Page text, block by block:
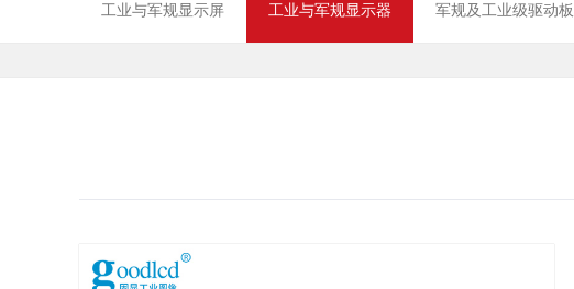
工业与军规显示屏 工业与军规显示器 军规及工业级驱动板